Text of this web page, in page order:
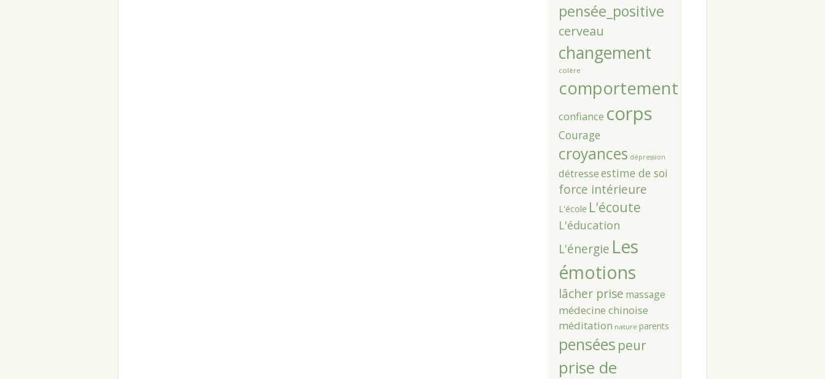
pensée_positive
cerveau
changement
colère
comportement
confiance corps
Courage
croyances dépression
détresseestime de soi
force intérieure
L'école L'écoute
L'éducation
L'énergie Les
émotions
lâcher prise massage
médecine chinoise
méditation nature parents
pensées peur
prise de